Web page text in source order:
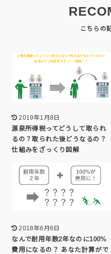
2019年1月8日
源泉所得税ってどうして取られ
るの？取られた後どうなるの？
仕組みをざっくり図解
2018年6月6日
なんで耐用年数2年なのに100%
費用になるの？ あなた計算がで